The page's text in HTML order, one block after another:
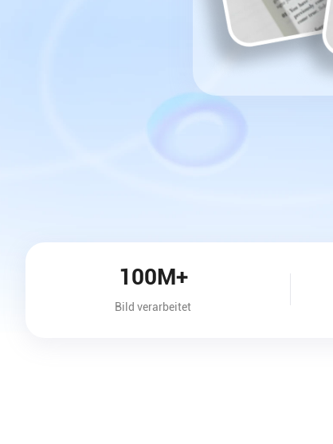
100M+
Bild verarbeitet